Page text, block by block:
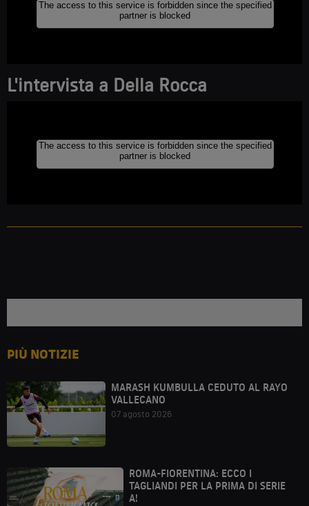
L'intervista a Della Rocca
PIÙ NOTIZIE
MARASH KUMBULLA CEDUTO AL RAYO
VALLECANO
07 agosto 2026
ROMA-FIORENTINA: ECCO I
TAGLIANDI PER LA PRIMA DI SERIE
A!